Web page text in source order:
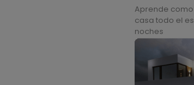
Aprende
casa todo el
noches